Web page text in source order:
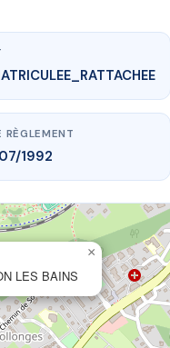
RÈGLEMENT
1992
LES BAINS
×